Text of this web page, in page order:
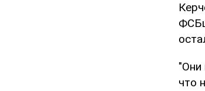
"Они
что